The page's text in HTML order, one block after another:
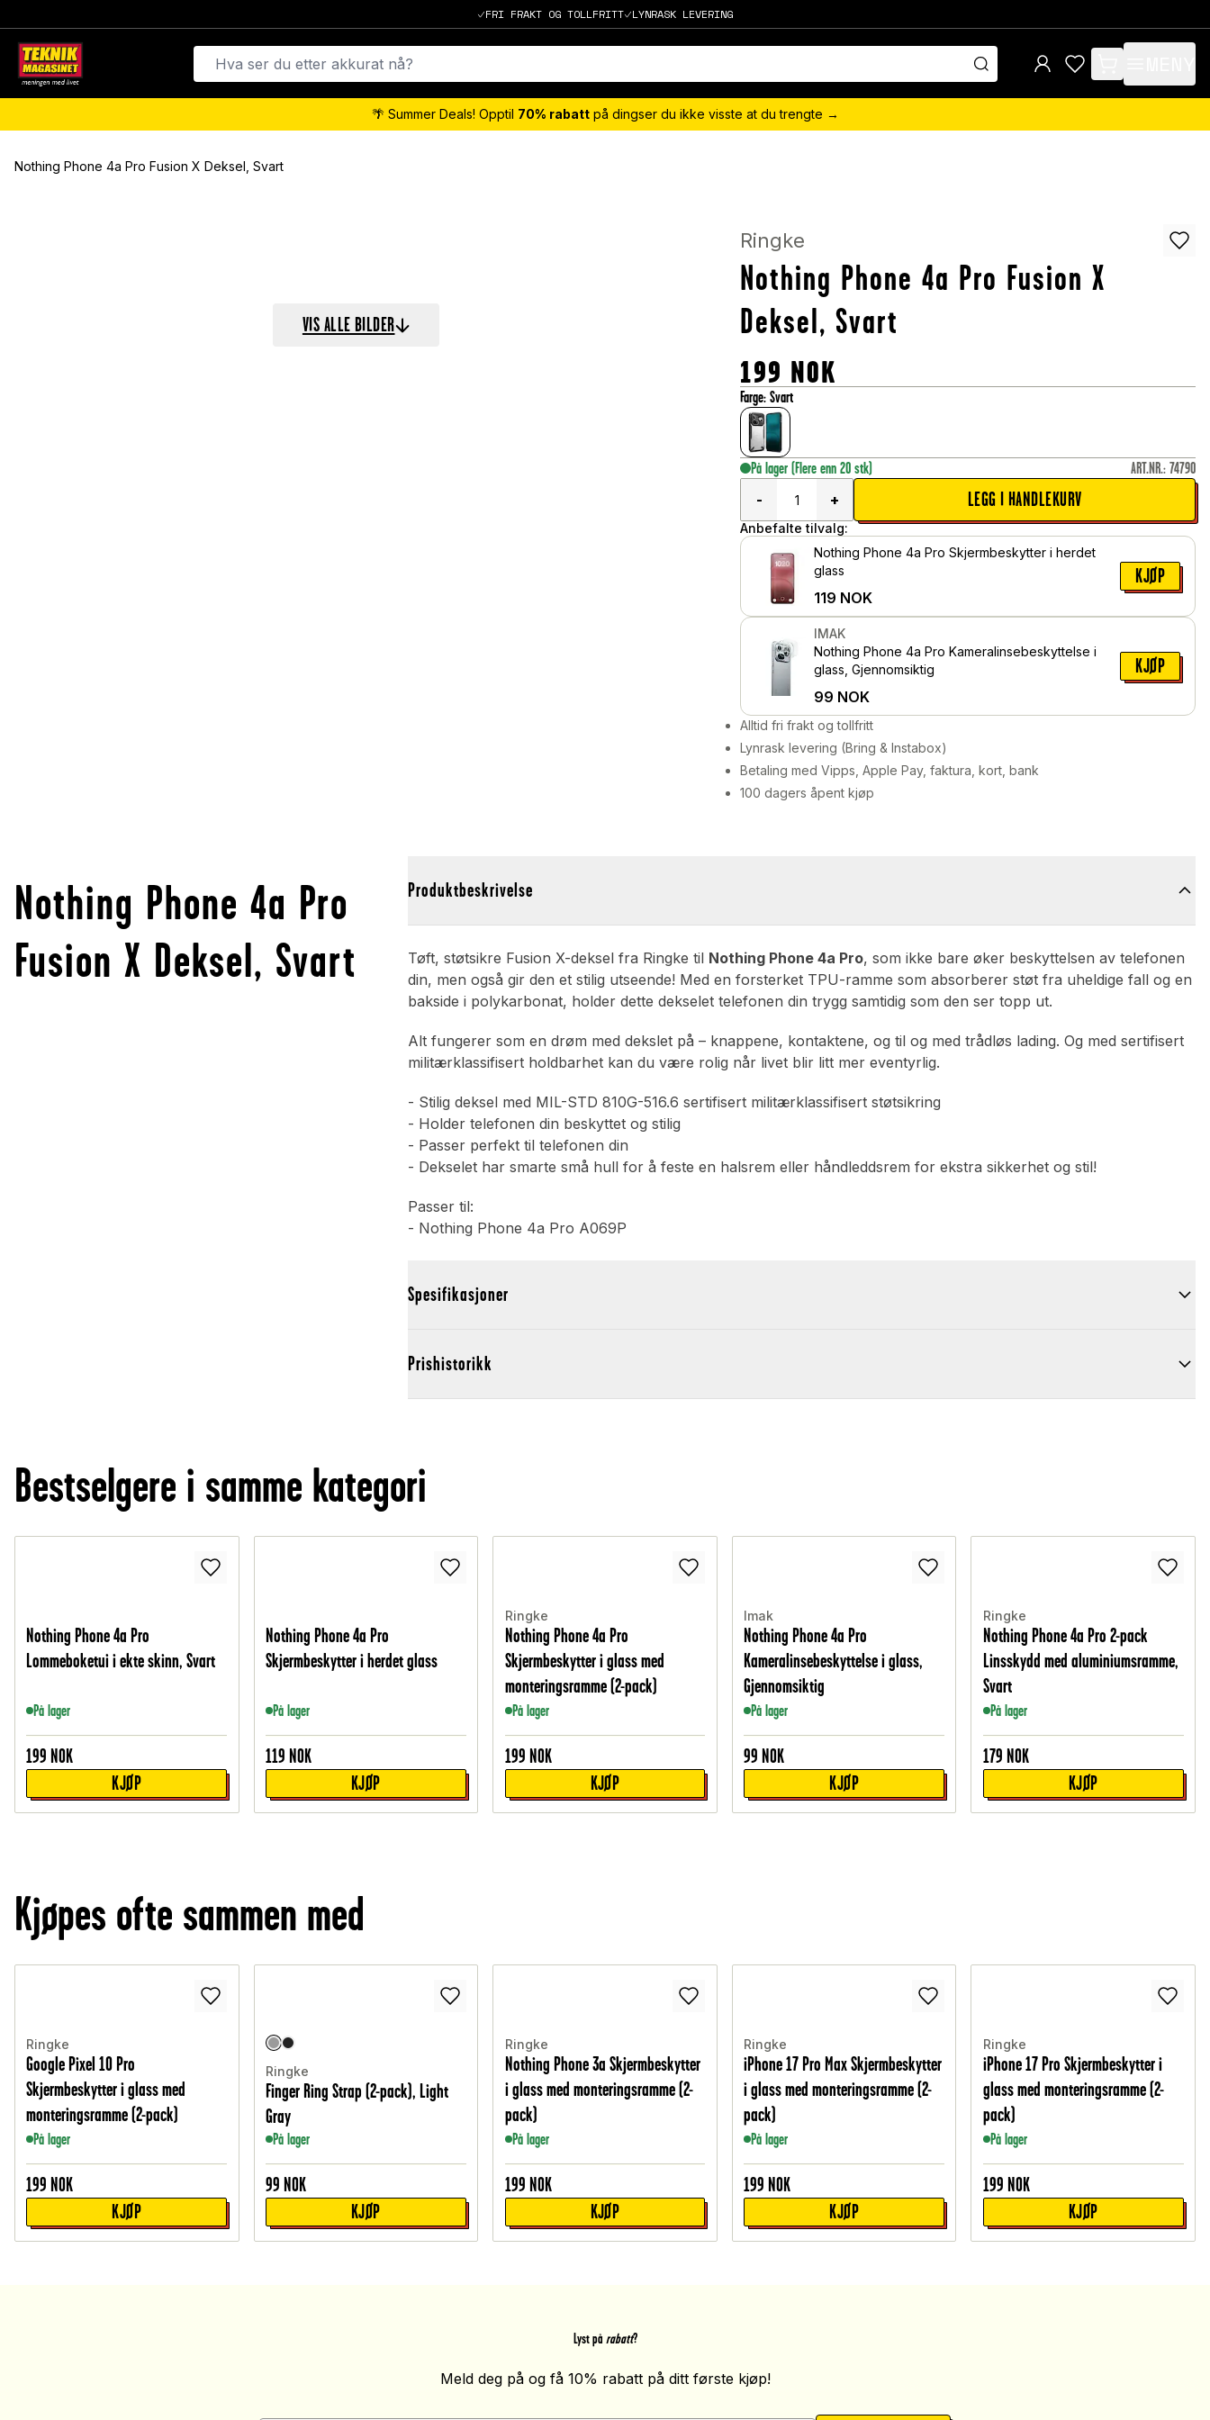
FRI FRAKT OG TOLLFRITT LYNRASK LEVERING
items in cart, view
🌴 Summer Deals! Opptil 70% rabattpå dingser du ikke visste at du trengte →
Nothing Phone 4a Pro Fusion X Deksel, Svart
VIS ALLE BILDER
Ringke
Nothing Phone 4a Pro Fusion X
Deksel, Svart
199 NOK
Farge:Svart
På lager (Flere enn 20 stk) ART.NR.: 74790
-
+ LEGG I HANDLEKURV
Anbefalte tilvalg:
Nothing Phone 4a Pro Skjermbeskytter i herdet
glass
119 NOK
KJØP
IMAK
Nothing Phone 4a Pro Kameralinsebeskyttelse i
glass, Gjennomsiktig
99 NOK
KJØP
Alltid fri frakt og tollfritt
Lynrask levering (Bring & Instabox)
Betaling med Vipps, Apple Pay, faktura, kort, bank
100 dagers åpent kjøp
Nothing Phone 4a Pro
Fusion X Deksel, Svart
Produktbeskrivelse
Tøft, støtsikre Fusion X-deksel fra Ringke til Nothing Phone 4a Pro, som ikke bare øker beskyttelsen av telefonen
din, men også gir den et stilig utseende! Med en forsterket TPU-ramme som absorberer støt fra uheldige fall og en
bakside i polykarbonat, holder dette dekselet telefonen din trygg samtidig som den ser topp ut.
Alt fungerer som en drøm med dekslet på – knappene, kontaktene, og til og med trådløs lading. Og med sertifisert
militærklassifisert holdbarhet kan du være rolig når livet blir litt mer eventyrlig.
- Stilig deksel med MIL-STD 810G-516.6 sertifisert militærklassifisert støtsikring
- Holder telefonen din beskyttet og stilig
- Passer perfekt til telefonen din
- Dekselet har smarte små hull for å feste en halsrem eller håndleddsrem for ekstra sikkerhet og stil!
Passer til:
- Nothing Phone 4a Pro A069P
Spesifikasjoner
Prishistorikk
Bestselgere i samme kategori
Nothing Phone 4a Pro
Lommeboketui i ekte skinn, Svart
På lager
199 NOK
KJØP
Nothing Phone 4a Pro
Skjermbeskytter i herdet glass
På lager
119 NOK
KJØP
Ringke
Nothing Phone 4a Pro
Skjermbeskytter i glass med
monteringsramme (2-pack)
På lager
199 NOK
KJØP
Imak
Nothing Phone 4a Pro
Kameralinsebeskyttelse i glass,
Gjennomsiktig
På lager
99 NOK
KJØP
Ringke
Nothing Phone 4a Pro 2-pack
Linsskydd med aluminiumsramme,
Svart
På lager
179 NOK
KJØP
Kjøpes ofte sammen med
Ringke
Google Pixel 10 Pro
Skjermbeskytter i glass med
monteringsramme (2-pack)
På lager
199 NOK
KJØP
Ringke
Finger Ring Strap (2-pack), Light
Gray
På lager
99 NOK
KJØP
Ringke
Nothing Phone 3a Skjermbeskytter
i glass med monteringsramme (2-
pack)
På lager
199 NOK
KJØP
Ringke
iPhone 17 Pro Max Skjermbeskytter
i glass med monteringsramme (2-
pack)
På lager
199 NOK
KJØP
Ringke
iPhone 17 Pro Skjermbeskytter i
glass med monteringsramme (2-
pack)
På lager
199 NOK
KJØP
Lyst på rabatt?
Meld deg på og få 10% rabatt på ditt første kjøp!